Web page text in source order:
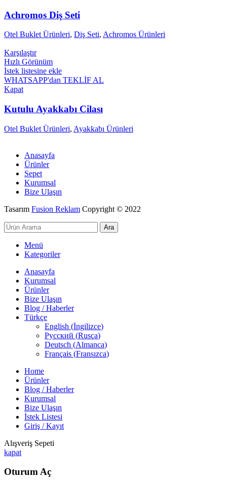
Achromos Diş Seti
Otel Buklet Ürünleri, Diş Seti, Achromos Ürünleri
Karşılaştır
Hızlı Görünüm
İstek listesine ekle
WHATSAPP'dan TEKLİF AL
Kapat
Kutulu Ayakkabı Cilası
Otel Buklet Ürünleri, Ayakkabı Ürünleri
Anasayfa
Ürünler
Sepet
Kurumsal
Bize Ulaşın
Tasarım Fusion Reklam Copyright © 2022
Ara
Menü
Kategoriler
Anasayfa
Kurumsal
Ürünler
Bize Ulaşın
Blog / Haberler
Türkçe
English (İngilizce)
Русский (Rusça)
Deutsch (Almanca)
Français (Fransızca)
Home
Ürünler
Blog / Haberler
Kurumsal
Bize Ulaşın
İstek Listesi
Giriş / Kayıt
Alışveriş Sepeti
kapat
Oturum Aç